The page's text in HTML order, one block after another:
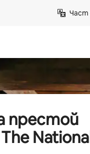
Част
престой